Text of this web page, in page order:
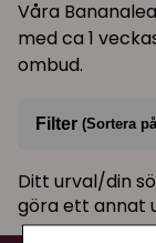
Våra
med ca 1
ombud.
Filter (Sortera
Sortera på
I lager
Ditt urval/din
göra ett annat